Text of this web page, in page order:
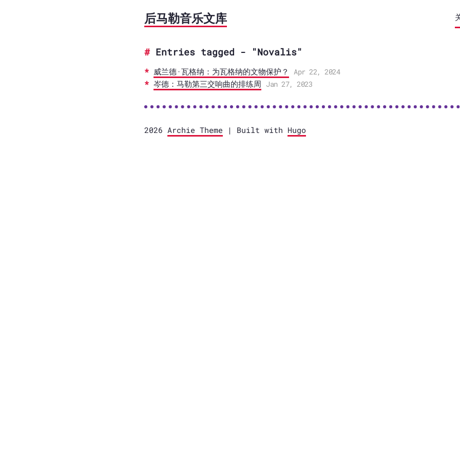
后马勒音乐文库
Entries tagged - "Novalis"
威兰德·瓦格纳：为瓦格纳的文物保护？ Apr 22, 2024
岑德：马勒第三交响曲的排练周 Jan 27, 2023
2026 Archie Theme | Built with Hugo